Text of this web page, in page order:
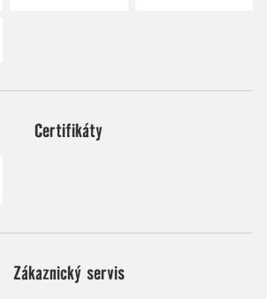
Certifikáty
Zákaznický servis